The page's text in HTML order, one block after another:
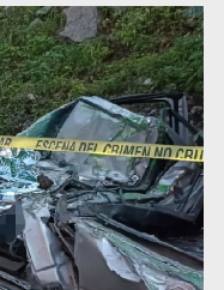
del Paso de